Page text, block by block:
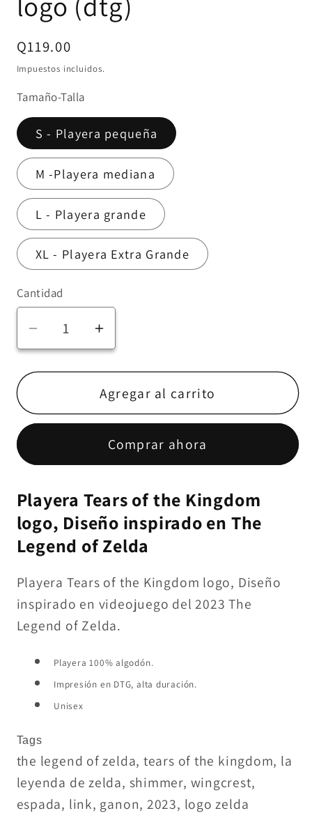
Precio
habitual
Q119.00
Impuestos incluidos.
Tamaño-Talla
S - Playera pequeña
M -Playera mediana
L - Playera grande
XL - Playera Extra Grande
Cantidad
Reducir
cantidad
para
of
the
logo
Aumentar
cantidad
para
Tears
of
Kingdom
logo
Agregar al carrito
Comprar ahora
Playera Tears of the Kingdom
logo, Diseño inspirado en The
Legend of Zelda
Playera Tears of the Kingdom logo, Diseño
inspirado en videojuego del 2023 The
Legend of Zelda.
Playera 100% algodón.
Impresión en DTG, alta duración.
Unisex
Tags
the legend of zelda, tears of the kingdom, la
leyenda de zelda, shimmer, wingcrest,
espada, link, ganon, 2023, logo zelda